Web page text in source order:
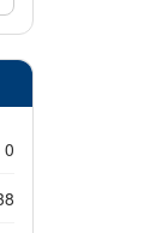
0